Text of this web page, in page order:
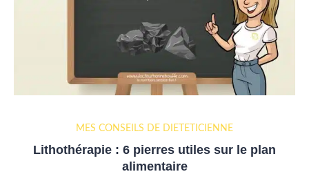
MES CONSEILS DE DIÉTÉTICIENNE
Lithothérapie : 6 pierres utiles sur le plan
alimentaire